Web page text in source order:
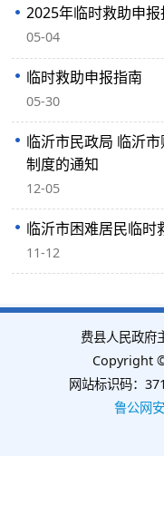
2025年临时救助申报
05-04
临时救助申报指南
05-30
临沂市民政局 临沂
制度的通知
12-05
临沂市困难居民临时
11-12
费县人民政府
Copyright
网站标识码：
鲁公网